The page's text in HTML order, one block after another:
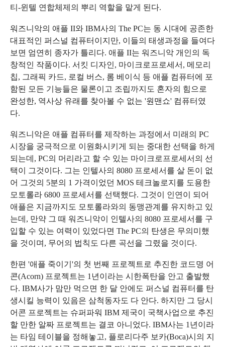
티-윈텔 연합체제의 뿌리 역할을 맡게 된다.
워즈니악의 애플 II와 IBM사의 The PC는 동 시대에 공존한
대표적인 퍼스널 컴퓨터이지만, 이들의 태생과정을 들여다
보면 엄연히 종자가 틀리다. 애플 II는 워즈니악 개인의 독
창적인 작품이다. 서킷 디자인, 마이크로프로세서, 메모리
칩, 그래픽 카드, 로컬 버스, 롬 베이식 등 애플 컴퓨터에 포
함된 모든 기능들은 물론이고 조립까지도 혼자의 힘으로
완성한, 역사상 유래를 찾아볼 수 없는 '원맨쇼' 컴퓨터였
다.
워즈니악은 애플 컴퓨터를 제작하는 과정에서 미래의 PC
시장을 궁극적으로 이원화시키게 되는 중대한 선택을 하게
되는데, PC의 머리라고 할 수 있는 마이크로프로세서의 선
택이 그것이다. 그는 인텔사의 8080 프로세서를 살 돈이 없
어 그것의 5분의 1 가격이었던 MOS 테크놀로지를 도용한
모토롤라 6800 프로세서를 선택했다. 그것이 인연이 되어
애플은 지금까지도 모토롤라와의 동맹관계를 유지하고 있
는데, 만약 그 때 워즈니악이 인텔사의 8080 프로세서를 구
입할 수 있는 여력이 있었다면 The PC의 탄생은 무의미했
을 것이며, 무어의 법칙도 다른 곡선을 그렸을 것이다.
한편 '애플 죽이기'의 첫 번째 프로젝트로 추진한 코드명 어
콘(Acorn) 프로젝트는 1년이라는 시한폭탄을 안고 출발했
다. IBM사가 맘만 먹으면 한 달 안에도 퍼스널 컴퓨터를 탄
생시킬 능력이 있음은 삼척동자도 다 안다. 하지만 그 당시
어콘 프로젝트는 슈퍼파워 IBM 제국이 국책사업으로 추진
할 만한 알짜 프로젝트는 결코 아니었다. IBM사는 1년이라
는 타임 테이블을 정해놓고, 플로리다주 보카(Boca)시의 지